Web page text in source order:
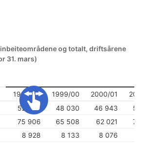
og totalt, driftsårene
31. mars)
1998/99 1999/00 2000/01
52 084 48 030 46 943
57
75 906 65 508 62 021
73
8 928 8 133 8 076